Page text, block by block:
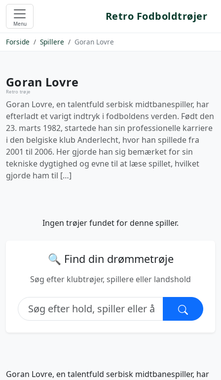
Menu
Retro Fodboldtrøjer
Forside Spillere Goran Lovre
Goran Lovre
Retro trøje
Goran Lovre, en talentfuld serbisk midtbanespiller, har
efterladt et varigt indtryk i fodboldens verden. Født den
23. marts 1982, startede han sin professionelle karriere
i den belgiske klub Anderlecht, hvor han spillede fra
2001 til 2006. Her gjorde han sig bemærket for sin
tekniske dygtighed og evne til at læse spillet, hvilket
gjorde ham til […]
Ingen trøjer fundet for denne spiller.
🔍 Find din drømmetrøje
Søg efter klubtrøjer, spillere eller landshold
Goran Lovre, en talentfuld serbisk midtbanespiller, har